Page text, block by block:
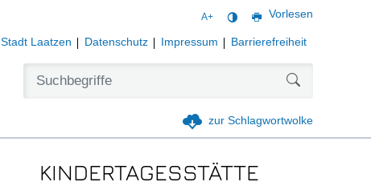
A+ Vorlesen
Stadt Laatzen Datenschutz Impressum Barrierefreiheit
zur Schlagwortwolke
KINDERTAGESSTÄTTE